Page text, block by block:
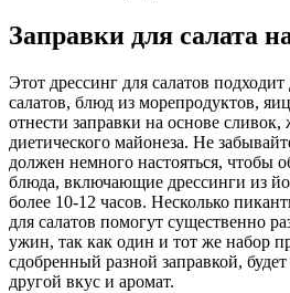
Заправки для салата
Этот дрессинг для салатов
салатов, блюд из морепродуктов,
отнести заправки на основе
диетического майонеза. Не
должен немного настояться, чтобы
блюда, включающие дрессинги из
более 10-12 часов. Несколько
для салатов помогут существенно
ужин, так как один и тот же набор
сдобренный разной заправкой,
другой вкус и аромат.